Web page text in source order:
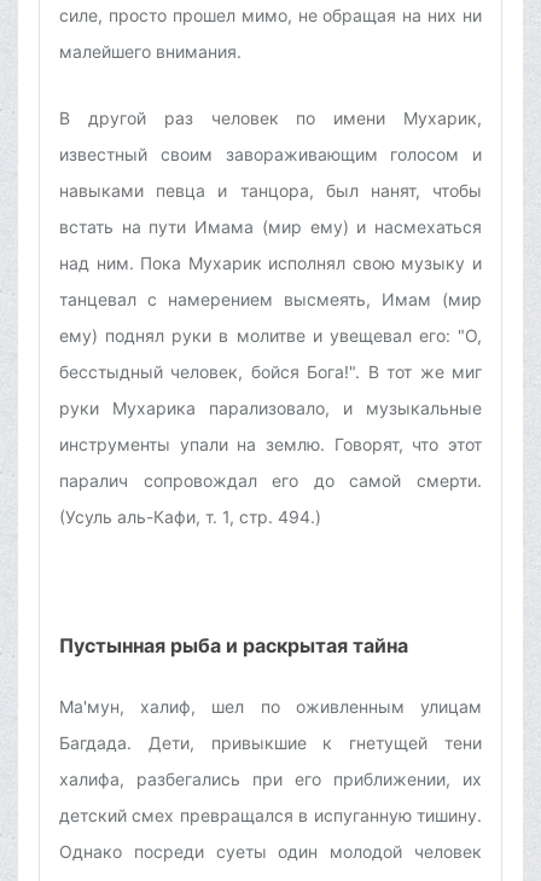
силе, просто прошел мимо, не обращая на них ни
малейшего внимания.
В другой раз человек по имени Мухарик,
известный своим завораживающим голосом и
навыками певца и танцора, был нанят, чтобы
встать на пути Имама (мир ему) и насмехаться
над ним. Пока Мухарик исполнял свою музыку и
танцевал с намерением высмеять, Имам (мир
ему) поднял руки в молитве и увещевал его: "О,
бесстыдный человек, бойся Бога!". В тот же миг
руки Мухарика парализовало, и музыкальные
инструменты упали на землю. Говорят, что этот
паралич сопровождал его до самой смерти.
(Усуль аль-Кафи, т. 1, стр. 494.)
Пустынная рыба и раскрытая тайна
Ма'мун, халиф, шел по оживленным улицам
Багдада. Дети, привыкшие к гнетущей тени
халифа, разбегались при его приближении, их
детский смех превращался в испуганную тишину.
Однако посреди суеты один молодой человек